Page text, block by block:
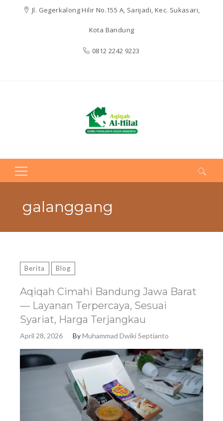
Jl. Gegerkalong Hilir No.155 A, Sarijadi, Kec. Sukasari,
Kota Bandung
0812 2242 9223
Search
galanggang
Berita Blog
Aqiqah Cimahi Bandung Jawa Barat
— Layanan Terpercaya, Sesuai
Syariat, Harga Terjangkau
April 28, 2026 ByMuhammad Dwiki Septianto